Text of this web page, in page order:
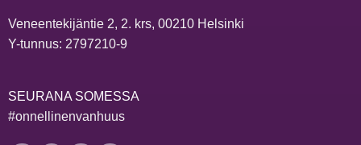
Veneentekijäntie 2, 2. krs, 00210 Helsinki
Y-tunnus: 2797210-9
SEURANA SOMESSA
#onnellinenvanhuus